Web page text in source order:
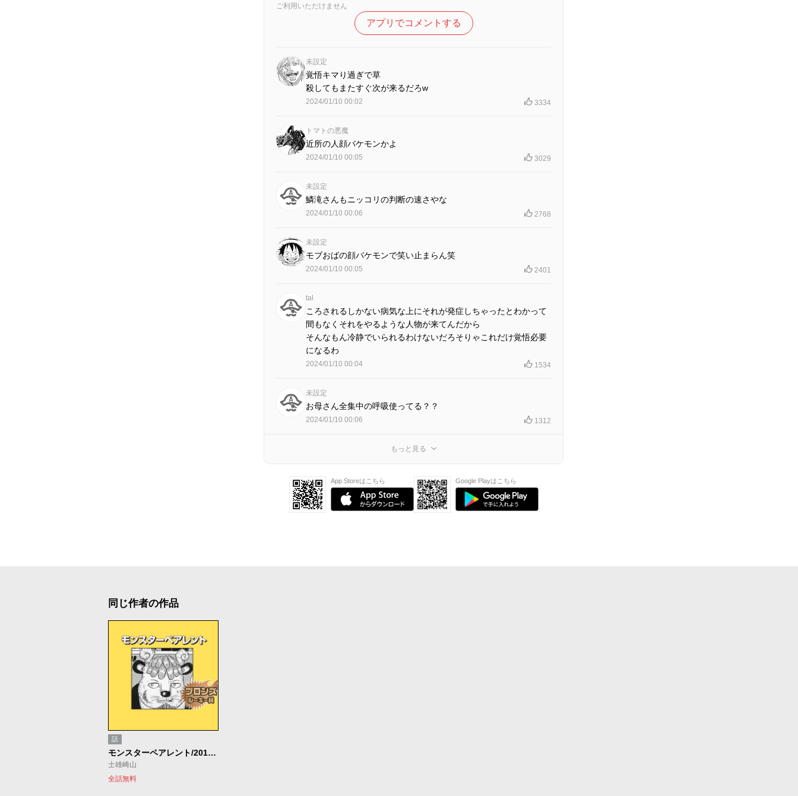
ご利用いただけません
アプリでコメントする
未設定
覚悟キマり過ぎで草
殺してもまたすぐ次が来るだろw
2024/01/10 00:02 3334
トマトの悪魔
近所の人顔バケモンかよ
2024/01/10 00:05 3029
未設定
鱗滝さんもニッコリの判断の速さやな
2024/01/10 00:06 2768
未設定
モブおばの顔バケモンで笑い止まらん笑
2024/01/10 00:05 2401
tal
ころされるしかない病気な上にそれが発症しちゃったとわかって
間もなくそれをやるような人物が来てんだから
そんなもん冷静でいられるわけないだろそりゃこれだけ覚悟必要
になるわ
2024/01/10 00:04 1534
未設定
お母さん全集中の呼吸使ってる？？
2024/01/10 00:06 1312
もっと見る
App Storeはこちら Google Playはこちら
同じ作者の作品
話
モンスターペアレント/2017年8月期ブロンズルーキー賞
士雄崎山
全話無料